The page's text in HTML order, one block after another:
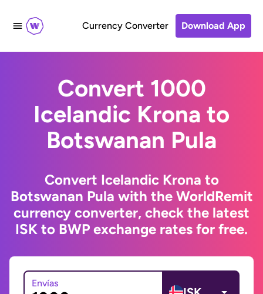
Currency Converter Download App
Convert 1000
Icelandic Krona to
Botswanan Pula
Convert Icelandic Krona to
Botswanan Pula with the WorldRemit
currency converter, check the latest
ISK to BWP exchange rates for free.
Envías